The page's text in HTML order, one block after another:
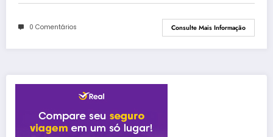
0 Comentários Consulte Mais Informação